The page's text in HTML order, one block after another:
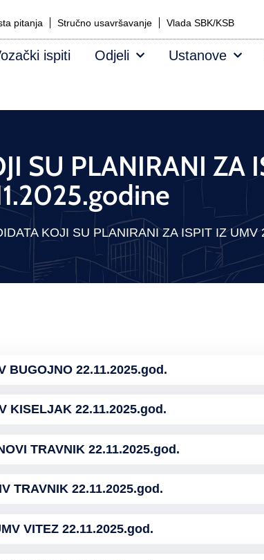
pitanja Stručno usavršavanje Vlada SBK/KSB
ispiti Odjeli Ustanove
SU PLANIRANI ZA
KOJI SU PLANIRANI ZA ISPIT IZ UMV
BUGOJNO 22.11.2025.god.
KISELJAK 22.11.2025.god.
TRAVNIK 22.11.2025.god.
TRAVNIK 22.11.2025.god.
VITEZ 22.11.2025.god.